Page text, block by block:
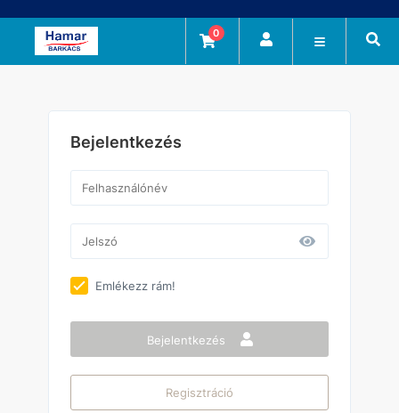
0
Bejelentkezés
Emlékezz rám!
Bejelentkezés
Regisztráció